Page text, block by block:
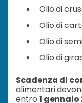
Olio di
Olio di
Olio di
Olio di
Scadenza di
alimentari
entro 1 gennaio